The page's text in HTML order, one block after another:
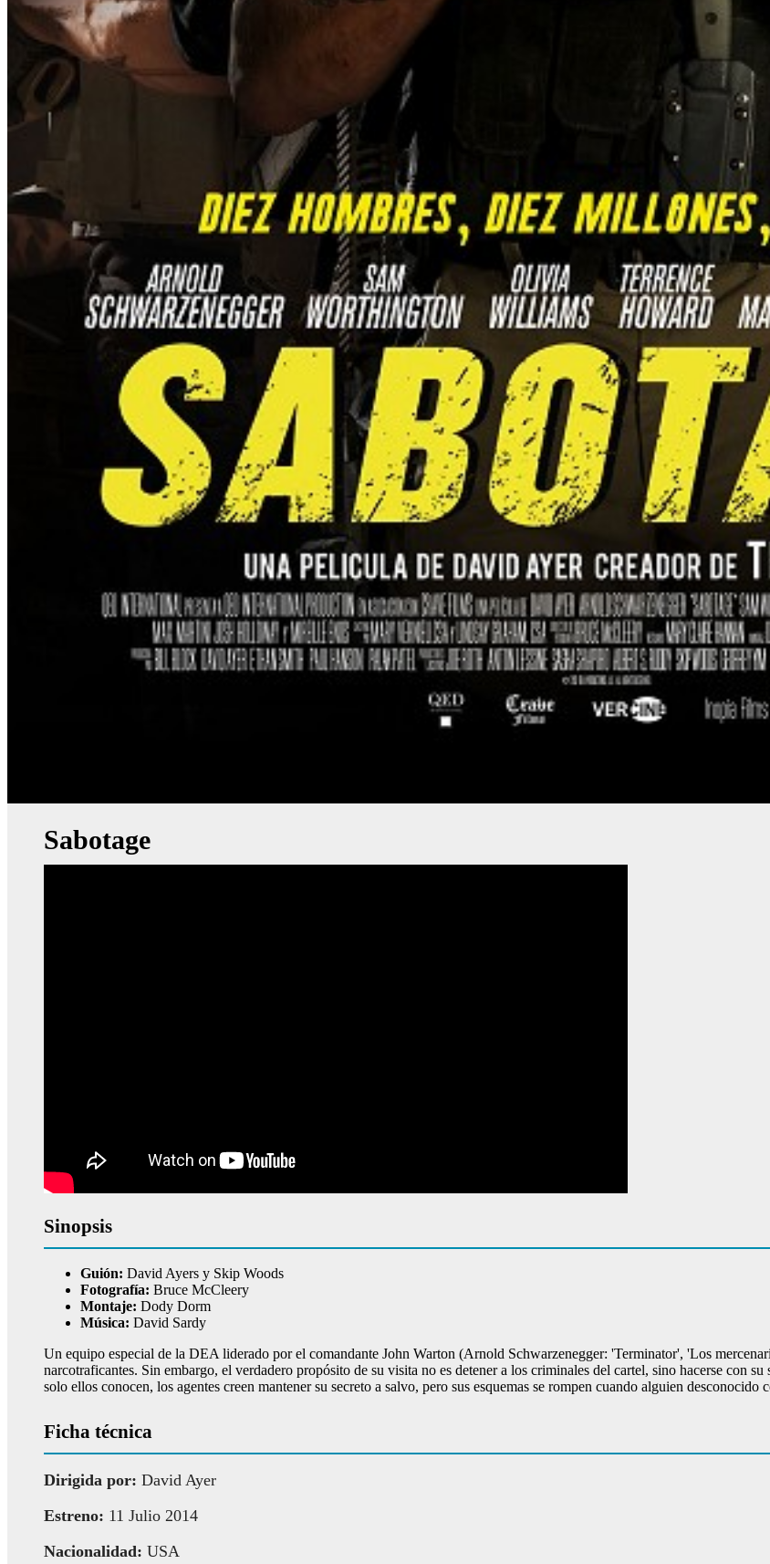
Sabotage
Sinopsis
Guión: David Ayers y Skip Woods
Fotografía: Bruce McCleery
Montaje: Dody Dorm
Música: David Sardy
Un equipo especial de la DEA liderado por el comandante John Warton (Arnold Schwarzenegger: 'Terminator', 'Los
narcotraficantes. Sin embargo, el verdadero propósito de su visita no es detener a los criminales del cartel, sino hacerse con
solo ellos conocen, los agentes creen mantener su secreto a salvo, pero sus esquemas se rompen cuando alguien
Ficha técnica
Dirigida por: David Ayer
Estreno: 11 Julio 2014
Nacionalidad: USA